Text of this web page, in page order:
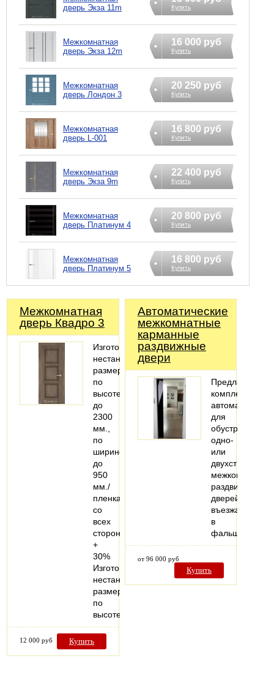
дверь Экзa 11m
Купить
Межкомнатная
дверь Экзa 12m
16 000 руб
Купить
Межкомнатная
дверь Лондон 3
20 250 руб
Купить
Межкомнатная
дверь L-001
16 800 руб
Купить
Межкомнатная
дверь Экзa 9m
22 400 руб
Купить
Межкомнатная
дверь Платинум 4
20 800 руб
Купить
Межкомнатная
дверь Платинум 5
16 800 руб
Купить
Межкомнатная
дверь Квадро 3
Изготовление
нестандартных
размеров
по
высоте
до
2300
мм.,
по
ширине
до
950
мм./
пленка
со
всех
сторон
+
30%
Изготовление
нестандартных
размеров
по
высоте…
12 000 руб Купить
Автоматические
межкомнатные
карманные
раздвижные
двери
Предлагаем
комплекты
автоматики
для
обустройства
одно-
или
двухстворчатых
межкомнатных
раздвижных
дверей,
въезжающих
в
фальшстену..
от 96 000 руб
Купить